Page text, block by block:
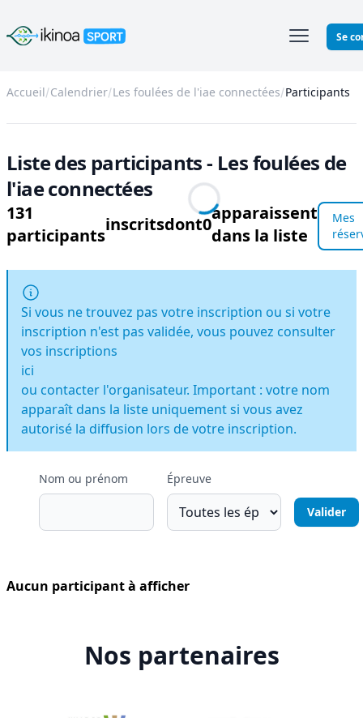
Ikinoa Sport Se
Accueil Calendrier Les foulées de l'iae connectées Participants
Liste des participants - Les foulées de
l'iae connectées
131
participants
inscritsdont0
apparaissent
dans la liste
Mes
Si vous ne trouvez pas votre inscription ou si votre
inscription n'est pas validée, vous pouvez consulter
vos inscriptions
ici
ou contacter l'organisateur. Important : votre nom
apparaît dans la liste uniquement si vous avez
autorisé la diffusion lors de votre inscription.
Nom ou prénom Épreuve
Aucun participant à afficher
Nos partenaires